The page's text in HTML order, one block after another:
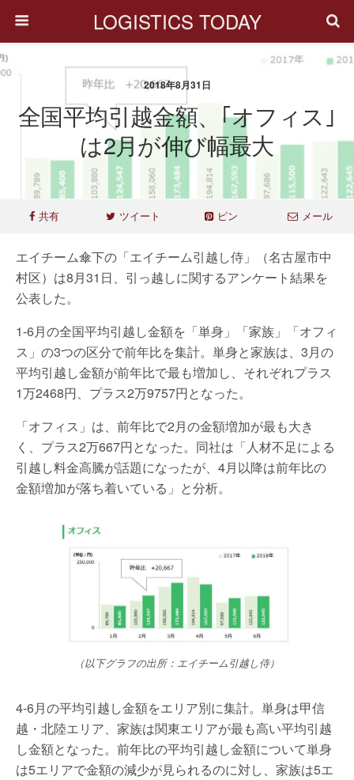
LOGISTICS TODAY
2018年8月31日
全国平均引越金額、｢オフィス｣
は2月が伸び幅最大
共有 ツイート ピン メール
エイチーム傘下の「エイチーム引越し侍」（名古屋市中
村区）は8月31日、引っ越しに関するアンケート結果を
公表した。
1-6月の全国平均引越し金額を「単身」「家族」「オフィ
ス」の3つの区分で前年比を集計。単身と家族は、3月の
平均引越し金額が前年比で最も増加し、それぞれプラス
1万2468円、プラス2万9757円となった。
「オフィス」は、前年比で2月の金額増加が最も大き
く、プラス2万667円となった。同社は「人材不足による
引越し料金高騰が話題になったが、4月以降は前年比の
金額増加が落ち着いている」と分析。
（以下グラフの出所：エイチーム引越し侍）
4-6月の平均引越し金額をエリア別に集計。単身は甲信
越・北陸エリア、家族は関東エリアが最も高い平均引越
し金額となった。前年比の平均引越し金額について単身
は5エリアで金額の減少が見られるのに対し、家族は5エ